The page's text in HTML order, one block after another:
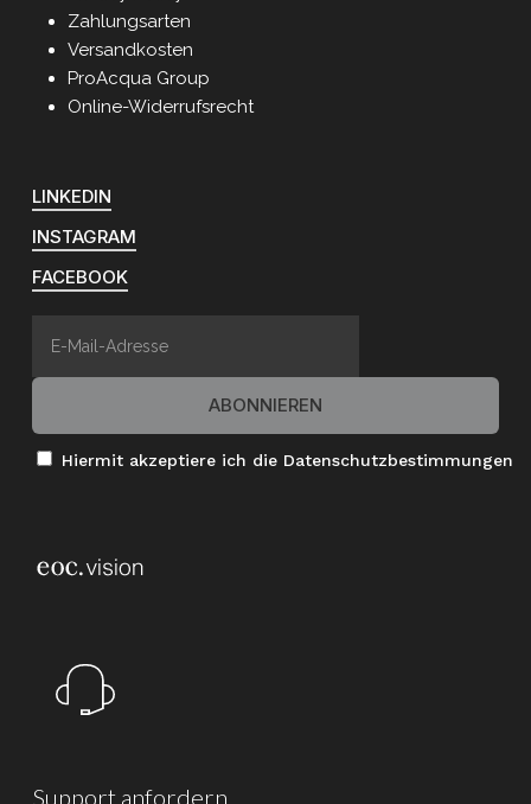
Zahlungsarten
Versandkosten
ProAcqua Group
Online-Widerrufsrecht
LINKEDIN
INSTAGRAM
FACEBOOK
Hiermit akzeptiere ich die Datenschutzbestimmungen
Support anfordern